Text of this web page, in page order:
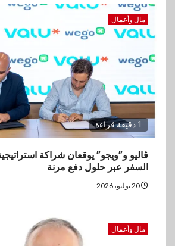
مال وأعمال
1 دقيقة قراءة
ڤاليو و”ويجو” يوقعان شراكة
السفر عبر حلول دفع مرنة
مال وأعمال